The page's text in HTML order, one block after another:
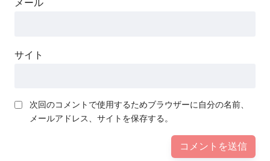
メール
サイト
次回のコメントで使用するためブラウザーに自分の名前、
メールアドレス、サイトを保存する。